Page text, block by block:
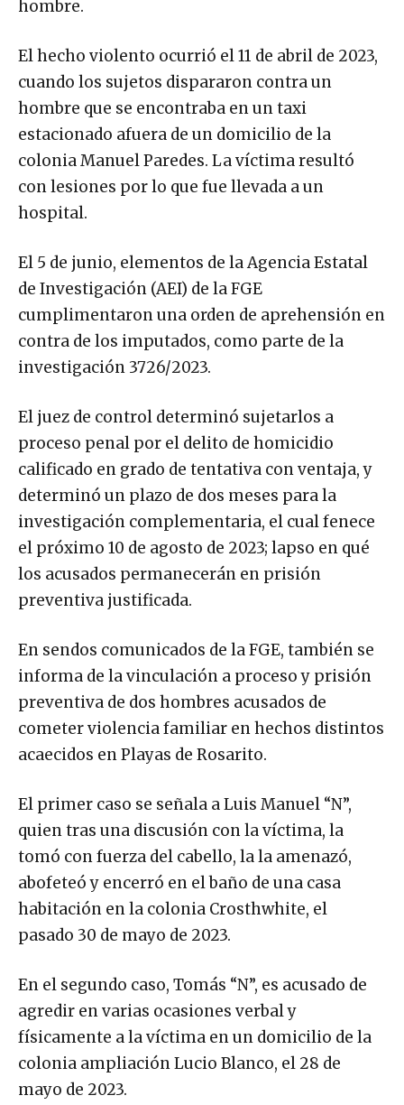
hombre.
El hecho violento ocurrió el 11 de abril de 2023,
cuando los sujetos dispararon contra un
hombre que se encontraba en un taxi
estacionado afuera de un domicilio de la
colonia Manuel Paredes. La víctima resultó
con lesiones por lo que fue llevada a un
hospital.
El 5 de junio, elementos de la Agencia Estatal
de Investigación (AEI) de la FGE
cumplimentaron una orden de aprehensión en
contra de los imputados, como parte de la
investigación 3726/2023.
El juez de control determinó sujetarlos a
proceso penal por el delito de homicidio
calificado en grado de tentativa con ventaja, y
determinó un plazo de dos meses para la
investigación complementaria, el cual fenece
el próximo 10 de agosto de 2023; lapso en qué
los acusados permanecerán en prisión
preventiva justificada.
En sendos comunicados de la FGE, también se
informa de la vinculación a proceso y prisión
preventiva de dos hombres acusados de
cometer violencia familiar en hechos distintos
acaecidos en Playas de Rosarito.
El primer caso se señala a Luis Manuel “N”,
quien tras una discusión con la víctima, la
tomó con fuerza del cabello, la la amenazó,
abofeteó y encerró en el baño de una casa
habitación en la colonia Crosthwhite, el
pasado 30 de mayo de 2023.
En el segundo caso, Tomás “N”, es acusado de
agredir en varias ocasiones verbal y
físicamente a la víctima en un domicilio de la
colonia ampliación Lucio Blanco, el 28 de
mayo de 2023.